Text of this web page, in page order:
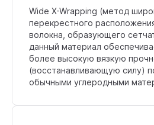
Wide X-Wrapping (метод
перекрестного
волокна, образующего
данный материал
более высокую вязкую
(восстанавливающую силу)
обычными углеродными